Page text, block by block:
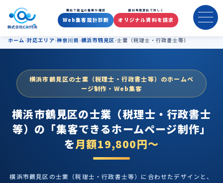
横浜市鶴見区の士業（税理士
無料で現在の集客力確認
Web集客設計診断
御社専用資料で詳しく
オリジナル資料を請求
ホーム 対応エリア 神奈川県 横浜市鶴見区 士業（税理士・行政書士等）
横浜市鶴見区の士業（税理士・行政書士等）のホームペ
ージ制作・Web集客
横浜市鶴見区の士業（税理士・行政書士
等）の 「集客できるホームページ制作」
を月額19,800円〜
横浜市鶴見区の士業（税理士・行政書士等）に合わせたデザインと、